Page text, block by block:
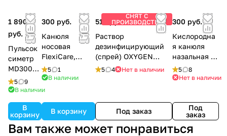
1 890
руб.
Пульсок
симетр
MD300C
2 5
9
В наличии
В
корзину
300 руб.
Канюля
носовая
FlexiCare,
взрослая, 2.1м
5
1
В наличии
В корзину
СНЯТ С
ПРОИЗВОДСТВА
510 руб.
Раствор
дезинфицирующий
(спрей) OXYGEN
PLUS, 150 мл.
5 4 Нет в наличии
Под заказ
300 руб.
Кислородна
я канюля
назальная 2
м5
8
Нет в наличии
Под
заказ
Вам также может понравиться